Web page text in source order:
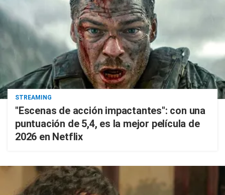
STREAMING
"Escenas de acción impactantes": con una
puntuación de 5,4, es la mejor película de
2026 en Netflix